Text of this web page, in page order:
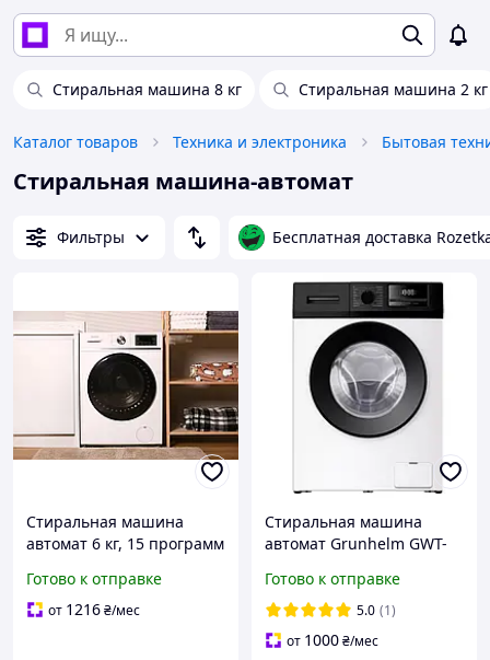
Стиральная машина 8 кг Стиральная машина 2 кг
Каталог товаров Техника и электроника Бытовая
Стиральная машина-автомат
Фильтры Бесплатная доставка
Стиральная машина
автомат 6 кг, 15 программ
1200об, дисплей, сенсор,
стирка с паром,
Готово к отправке
от 1216₴/мес
Стиральная машина
автомат Grunhelm GWT-
Готово к отправке
5.0 (1)
от 1000₴/мес